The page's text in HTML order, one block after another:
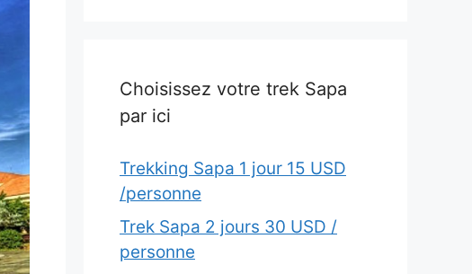
Choisissez votre trek Sapa
par ici
Trekking Sapa 1 jour 15 USD
/personne
Trek Sapa 2 jours 30 USD /
personne